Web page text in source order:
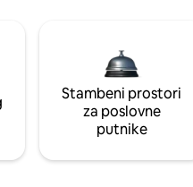
Stambeni prostori
za poslovne
putnike